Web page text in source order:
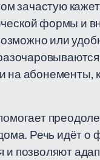
зачастую
формы и
или
на
Речь идёт о
позволяют